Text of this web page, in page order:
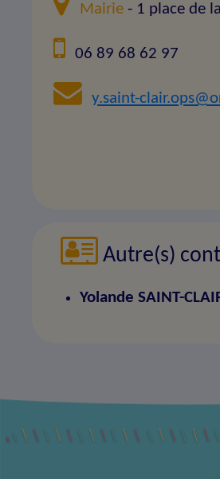
Mairie- 1 place de la
06 89 68 62 97
y.saint-
Autre(s)
Yolande SAINT-